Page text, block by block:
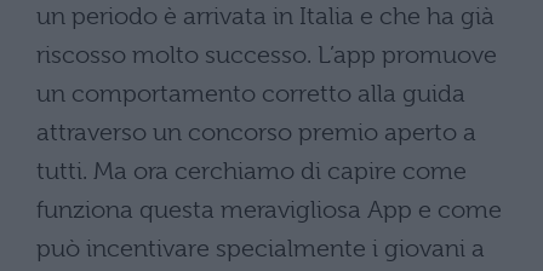
un periodo è arrivata in Italia e che ha già
riscosso molto successo. L’app promuove
un comportamento corretto alla guida
attraverso un concorso premio aperto a
tutti. Ma ora cerchiamo di capire come
funziona questa meravigliosa App e come
può incentivare specialmente i giovani a